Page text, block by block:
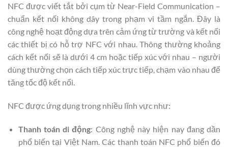
NFC được viết tắt bởi cụm từ Near-Field Communication –
chuẩn kết nối không dây trong phạm vi tầm ngắn. Đây là
công nghệ hoạt động dựa trên cảm ứng từ trường và kết nối
các thiết bị có hỗ trợ NFC với nhau. Thông thường khoảng
cách kết nối sẽ là dưới 4 cm hoặc tiếp xúc với nhau – người
dùng thường chọn cách tiếp xúc trực tiếp, chạm vào nhau để
tăng tốc độ kết nối.
NFC được ứng dụng trong nhiều lĩnh vực như:
Thanh toán di động: Công nghệ này hiện nay đang dần
phổ biến tại Việt Nam. Các thanh toán NFC phổ biến đó